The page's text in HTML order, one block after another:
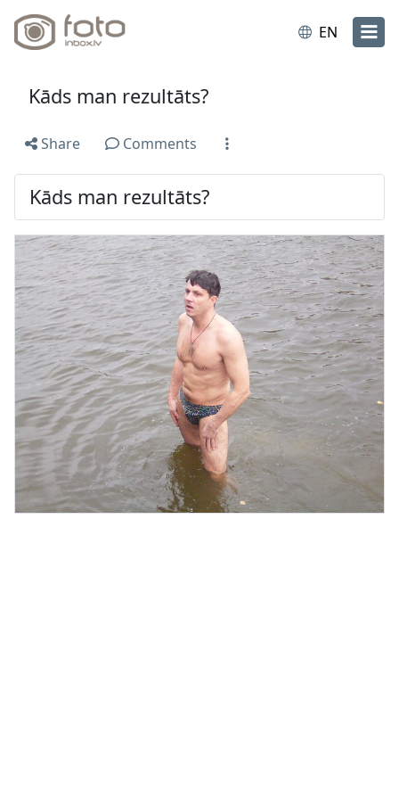
EN
Kāds man rezultāts?
Share Comments
Kāds man rezultāts?